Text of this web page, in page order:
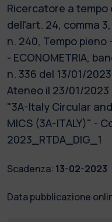
Ricercatore a
dell'art. 24, comma
n. 240, Tempo
- ECONOMETRIA,
n. 336 del 13/01/
Ateneo il 23/01/2023 -
"3A-Italy Circular
MICS (3A-ITALY)" -
2023_RTDA_DIG_1
Scadenza: 13-02-2023
Data pubblicazione